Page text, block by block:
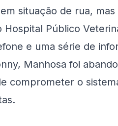
situação de rua,
Hospital Público
e uma série de
Manhosa foi
comprometer o